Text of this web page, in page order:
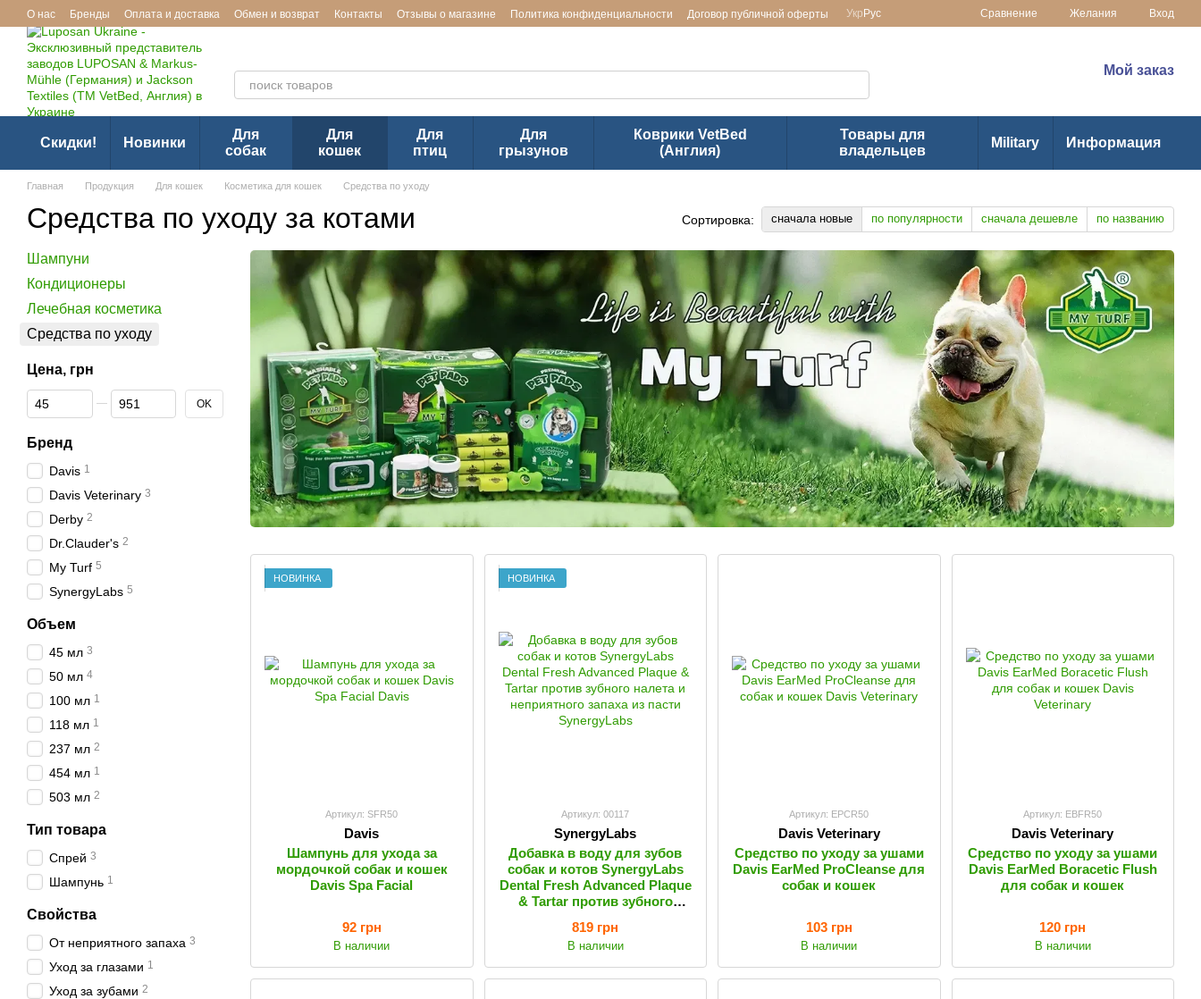
Перейти к основному контенту
О нас Бренды Оплата и доставка Обмен и возврат Контакты Отзывы о магазине Политика конфиденциальности Договор публичной оферты Укр Рус Сравнение Желания Вход
Мой заказ
Скидки! Новинки
Для
собак
Для
кошек
Для
птиц
Для
грызунов
Коврики VetBed
(Англия)
Товары для
владельцев
Military Информация
Главная Продукция Для кошек Косметика для кошек Средства по уходу
Средства по уходу за котами Сортировка: сначала новые по популярности сначала дешевле по названию
НОВИНКА
Артикул: SFR50
Davis
Шампунь для ухода за
мордочкой собак и кошек
Davis Spa Facial
92 грн
В наличии
НОВИНКА
Артикул: 00117
SynergyLabs
Добавка в воду для зубов
собак и котов SynergyLabs
Dental Fresh Advanced Plaque
& Tartar против зубного
из пасти
819 грн
В наличии
Артикул: EPCR50
Davis Veterinary
Средство по уходу за ушами
Davis EarMed ProCleanse для
собак и кошек
103 грн
В наличии
Артикул: EBFR50
Davis Veterinary
Средство по уходу за ушами
Davis EarMed Boracetic Flush
для собак и кошек
120 грн
В наличии
Шампуни
Кондиционеры
Лечебная косметика
Средства по уходу
Цена, грн
От Цена, грн
До Цена, грн OK
Бренд
Davis 1
Davis Veterinary 3
Derby 2
Dr.Clauder's 2
My Turf 5
SynergyLabs 5
Объем
45 мл 3
50 мл 4
100 мл 1
118 мл 1
237 мл 2
454 мл 1
503 мл 2
Тип товара
Спрей 3
Шампунь 1
Свойства
От неприятного запаха 3
Уход за глазами 1
Уход за зубами 2